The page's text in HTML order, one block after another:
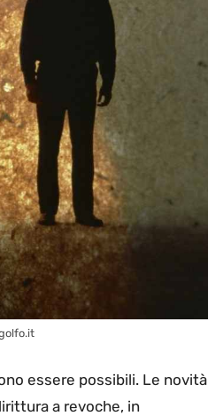
essere possibili. Le novità
a revoche, in